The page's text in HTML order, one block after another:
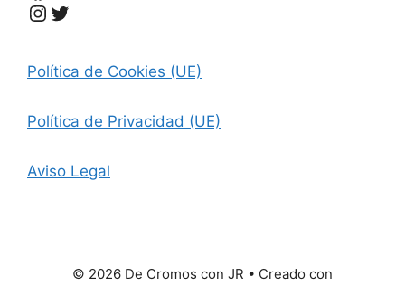
Instagram
Twitter
Política de Cookies (UE)
Política de Privacidad (UE)
Aviso Legal
© 2026 De Cromos con JR • Creado con